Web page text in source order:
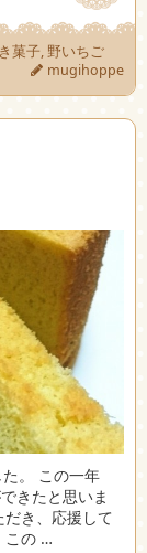
菓子, 野いちご
mugihoppe
。 この一年
きたと思いま
き、応援して
この …